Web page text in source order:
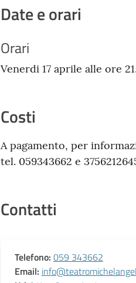
Date e orari
Orari
Venerdi 17 aprile alle ore
Costi
A pagamento, per
tel. 059343662 e
Contatti
Telefono: 059 343662
Email: